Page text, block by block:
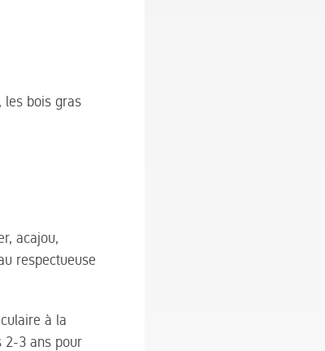
les bois gras
acajou,
respectueuse
à la
2-3 ans pour